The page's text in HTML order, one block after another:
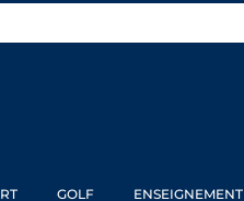
GOLF ENSEIGNEMENT